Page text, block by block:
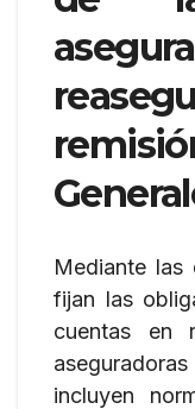
Mediante las
fijan las
cuentas en
incluyen